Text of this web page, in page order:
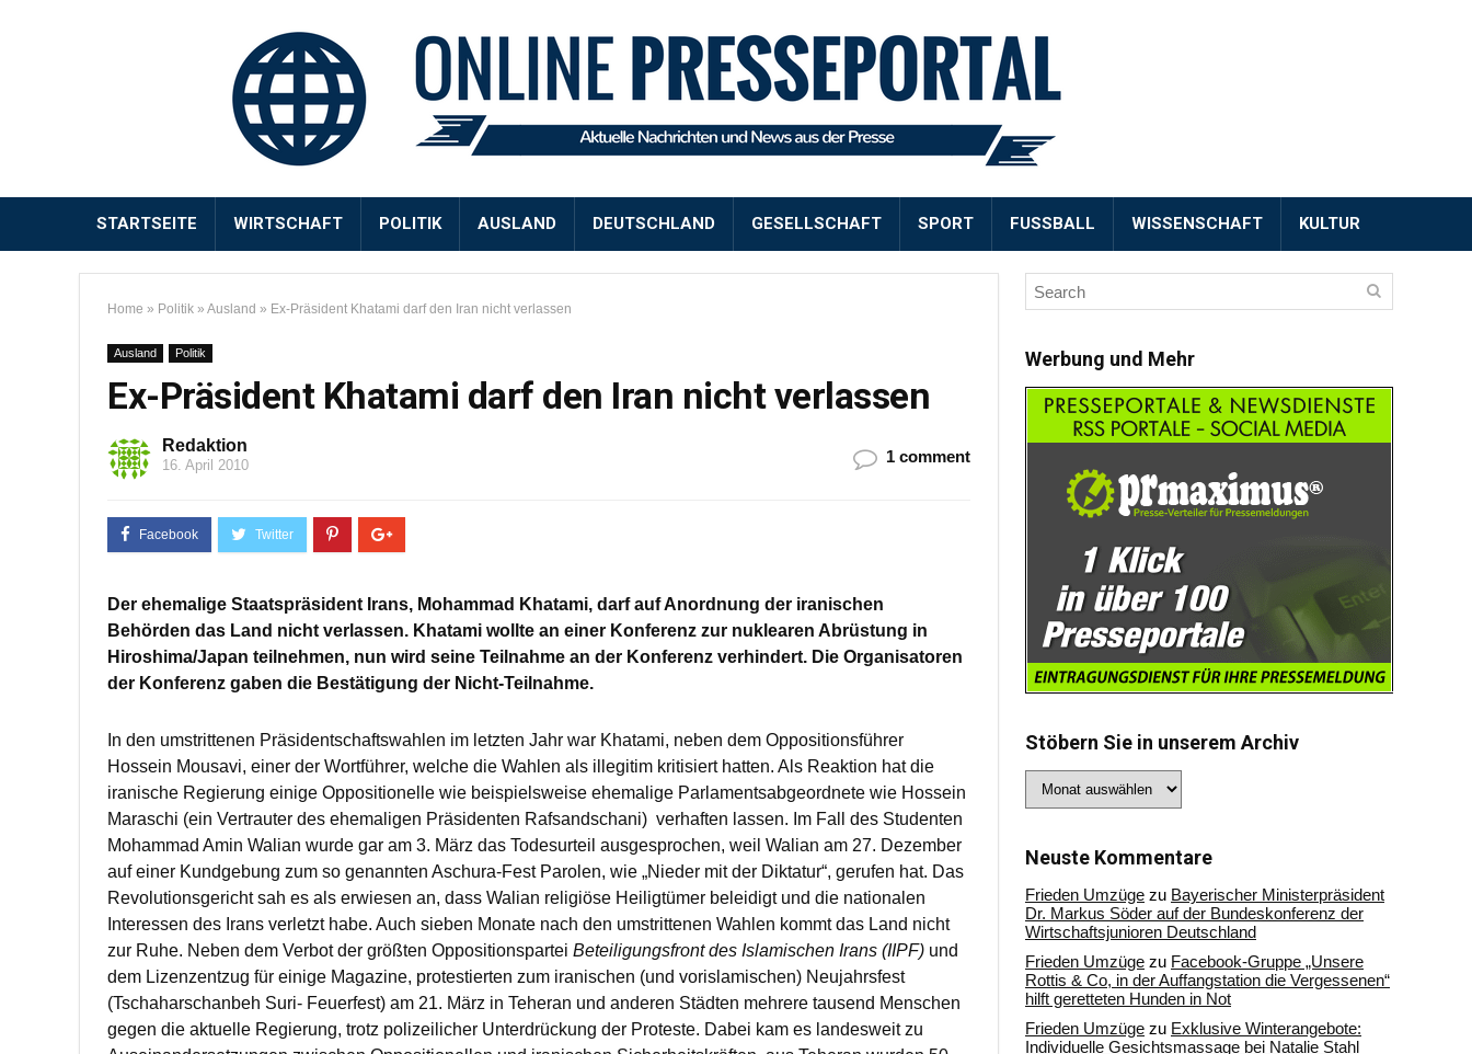
STARTSEITE WIRTSCHAFT POLITIK AUSLAND DEUTSCHLAND GESELLSCHAFT SPORT FUSSBALL WISSENSCHAFT KULTUR
Home » Politik » Ausland » Ex-Präsident Khatami darf den Iran nicht verlassen
Ausland Politik
Ex-Präsident Khatami darf den Iran nicht verlassen
Redaktion
16. April 2010 1 comment
Der ehemalige Staatspräsident Irans, Mohammad Khatami, darf auf Anordnung der iranischen
Behörden das Land nicht verlassen. Khatami wollte an einer Konferenz zur nuklearen Abrüstung in
Hiroshima/Japan teilnehmen, nun wird seine Teilnahme an der Konferenz verhindert. Die Organisatoren
der Konferenz gaben die Bestätigung der Nicht-Teilnahme.
In den umstrittenen Präsidentschaftswahlen im letzten Jahr war Khatami, neben dem Oppositionsführer
Hossein Mousavi, einer der Wortführer, welche die Wahlen als illegitim kritisiert hatten. Als Reaktion hat die
iranische Regierung einige Oppositionelle wie beispielsweise ehemalige Parlamentsabgeordnete wie Hossein
Maraschi (ein Vertrauter des ehemaligen Präsidenten Rafsandschani) verhaften lassen. Im Fall des Studenten
Mohammad Amin Walian wurde gar am 3. März das Todesurteil ausgesprochen, weil Walian am 27. Dezember
auf einer Kundgebung zum so genannten Aschura-Fest Parolen, wie „Nieder mit der Diktatur“, gerufen hat. Das
Revolutionsgericht sah es als erwiesen an, dass Walian religiöse Heiligtümer beleidigt und die nationalen
Interessen des Irans verletzt habe. Auch sieben Monate nach den umstrittenen Wahlen kommt das Land nicht
zur Ruhe. Neben dem Verbot der größten Oppositionspartei Beteiligungsfront des Islamischen Irans (IIPF) und
dem Lizenzentzug für einige Magazine, protestierten zum iranischen (und vorislamischen) Neujahrsfest
(Tschaharschanbeh Suri- Feuerfest) am 21. März in Teheran und anderen Städten mehrere tausend Menschen
gegen die aktuelle Regierung, trotz polizeilicher Unterdrückung der Proteste. Dabei kam es landesweit zu
Werbung und Mehr
Stöbern Sie in unserem Archiv
Sie
Archiv
Neuste Kommentare
Frieden Umzüge zu Bayerischer Ministerpräsident
Dr. Markus Söder auf der Bundeskonferenz der
Wirtschaftsjunioren Deutschland
Frieden Umzüge zu Facebook-Gruppe „Unsere
Rottis & Co, in der Auffangstation die Vergessenen“
hilft geretteten Hunden in Not
Frieden Umzüge zu Exklusive Winterangebote:
Individuelle Gesichtsmassage bei Natalie Stahl